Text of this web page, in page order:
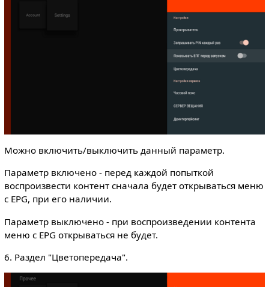
Можно включить/выключить данный параметр.
Параметр включено - перед каждой попыткой
воспроизвести контент сначала будет открываться меню
с EPG, при его наличии.
Параметр выключено - при воспроизведении контента
меню с EPG открываться не будет.
6. Раздел "Цветопередача".